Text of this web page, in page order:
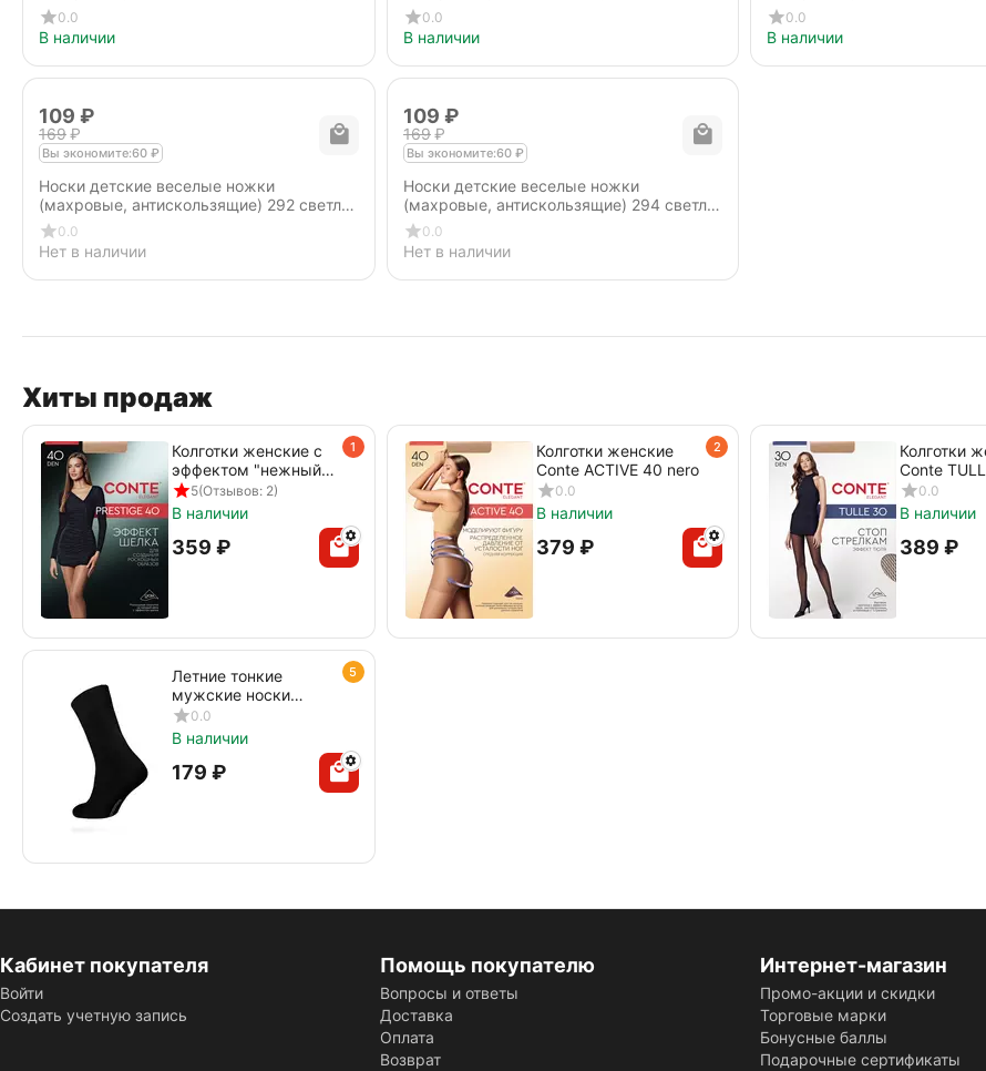
0.0
В наличии
бледно-бирюзовый
0.0
В наличии
бежевый
0.0
В наличии
‍109‍ ₽
‍169‍₽
Вы экономите:60 ₽
Носки детские веселые ножки
(махровые, антискользящие) 292 cветло-
розовый
0.0
Нет в наличии
‍109‍ ₽
‍169‍ ₽
Вы экономите:60₽
Носки детские веселые ножки
(махровые, антискользящие) 294 светло-
серый
0.0
Нет в наличии
Хиты продаж
1
Колготки женские с
эффектом "нежный
шелк" PRESTIGE 40
den beige
5(Отзывов: 2)
В наличии
‍359‍ ₽
2
Колготки женские
Conte ACTIVE 40 nero
0.0
В наличии
‍379‍ ₽
Колготки
Conte
nero0.0
В наличии
‍389‍ ₽
5
Летние тонкие
мужские носки
DIWARI CLASSIC
COOL EFFECT 010
черный
0.0
В наличии
‍179‍ ₽
Кабинет покупателя
Войти
Создать учетную запись
Помощь покупателю
Вопросы и ответы
Доставка
Оплата
Возврат
Интернет-магазин
Промо-акции и скидки
Торговые марки
Бонусные баллы
Подарочные сертификаты